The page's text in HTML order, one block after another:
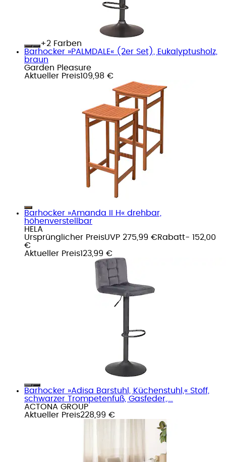
+
Farben
Barhocker »PALMDALE« (2er Set), Eukalyptusholz,
braun
Garden Pleasure
Aktueller Preis109,98 €
Barhocker »Amanda II H« drehbar,
höhenverstellbar
HELA
Ursprünglicher PreisUVP 275,99 €Rabatt- 152,00
€
Aktueller Preis123,99 €
Barhocker »Adisa Barstuhl, Küchenstuhl,« Stoff,
schwarzer Trompetenfuß, Gasfeder,...
ACTONA GROUP
Aktueller Preis228,99 €